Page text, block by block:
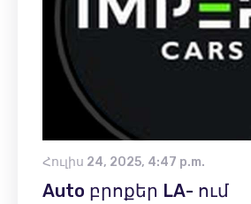
Հուլիս 24, 2025, 4:47 p.m.
Auto բրոքեր LA- ում